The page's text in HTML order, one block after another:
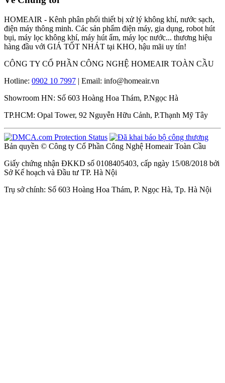
HOMEAIR - Kênh phân phối thiết bị xử lý không khí, nước sạch,
điện máy thông minh. Các sản phẩm điện máy, gia dụng, robot hút
bụi, máy lọc không khí, máy hút ẩm, máy lọc nước... thương hiệu
hàng đầu với GIÁ TỐT NHÁT tại KHO, hậu mãi uy tín!
CÔNG TY CỔ PHẦN CÔNG NGHỆ HOMEAIR TOÀN CẦU
Hotline: 0902 10 7997 | Email: info@homeair.vn
Showroom HN: Số 603 Hoàng Hoa Thám, P.Ngọc Hà
TP.HCM: Opal Tower, 92 Nguyễn Hữu Cảnh, P.Thạnh Mỹ Tây
Bản quyền © Công ty Cổ Phần Công Nghệ Homeair Toàn Cầu
Giấy chứng nhận ĐKKD số 0108405403, cấp ngày 15/08/2018 bởi
Sở Kế hoạch và Đầu tư TP. Hà Nội
Trụ sở chính: Số 603 Hoàng Hoa Thám, P. Ngọc Hà, Tp. Hà Nội